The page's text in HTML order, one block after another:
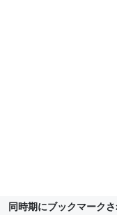
同時期にブックマーク